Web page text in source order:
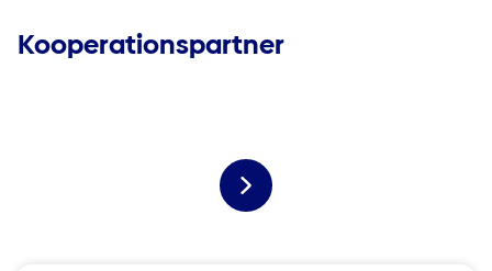
Kooperationspartner